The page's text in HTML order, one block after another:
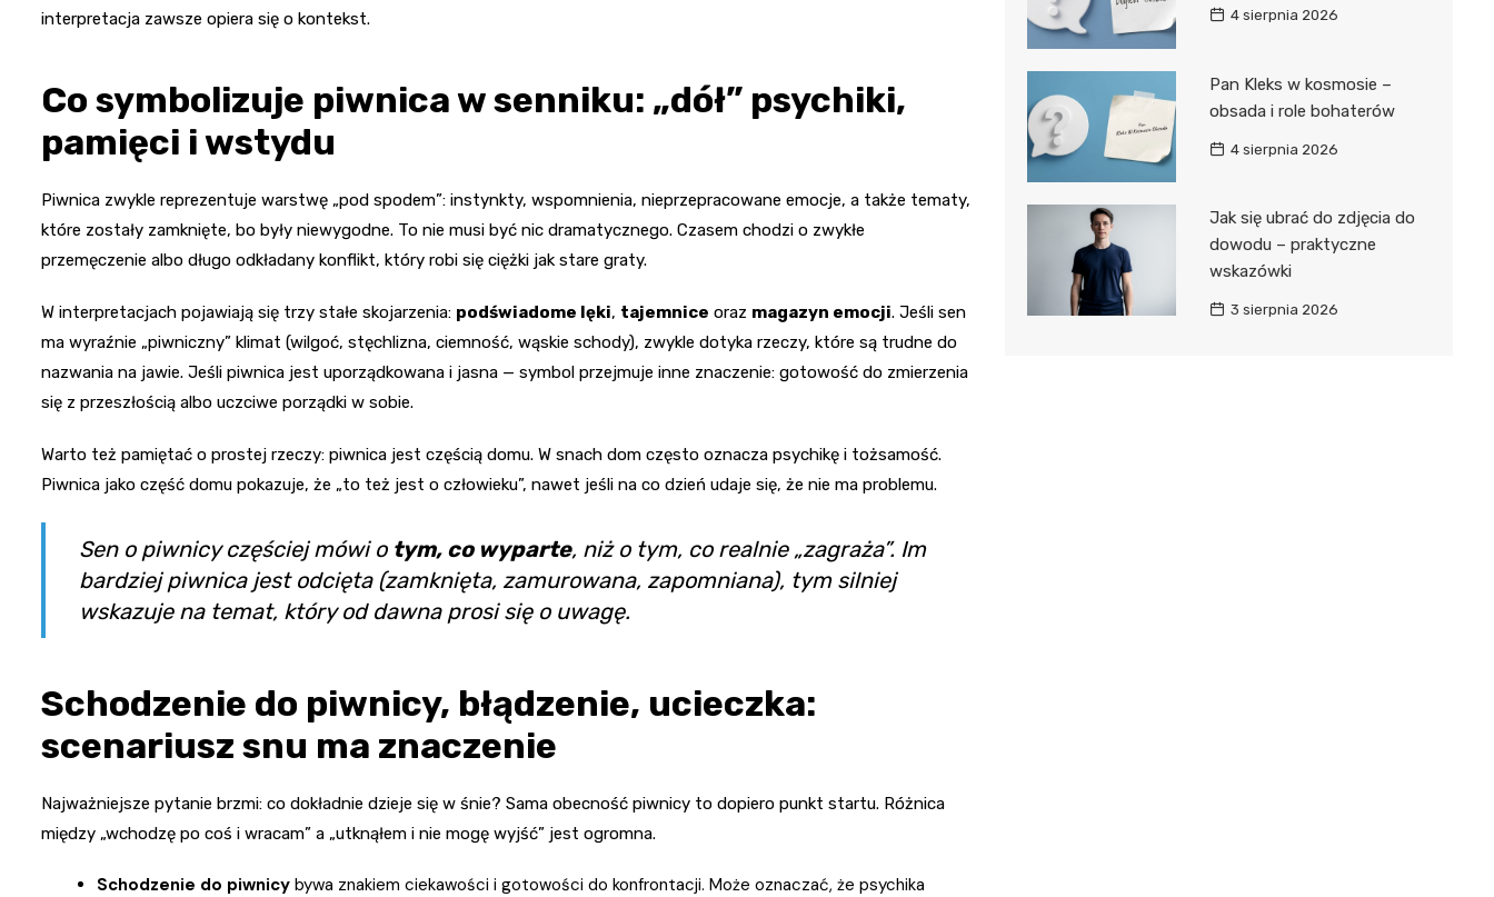
interpretacja zawsze opiera się o kontekst.
Co symbolizuje piwnica w senniku: „dół” psychiki,
pamięci i wstydu
Piwnica zwykle reprezentuje warstwę „pod spodem”: instynkty, wspomnienia, nieprzepracowane emocje, a także tematy,
które zostały zamknięte, bo były niewygodne. To nie musi być nic dramatycznego. Czasem chodzi o zwykłe
przemęczenie albo długo odkładany konflikt, który robi się ciężki jak stare graty.
W interpretacjach pojawiają się trzy stałe skojarzenia: podświadome lęki, tajemnice oraz magazyn emocji. Jeśli sen
ma wyraźnie „piwniczny” klimat (wilgoć, stęchlizna, ciemność, wąskie schody), zwykle dotyka rzeczy, które są trudne do
nazwania na jawie. Jeśli piwnica jest uporządkowana i jasna — symbol przejmuje inne znaczenie: gotowość do zmierzenia
się z przeszłością albo uczciwe porządki w sobie.
Warto też pamiętać o prostej rzeczy: piwnica jest częścią domu. W snach dom często oznacza psychikę i tożsamość.
Piwnica jako część domu pokazuje, że „to też jest o człowieku”, nawet jeśli na co dzień udaje się, że nie ma problemu.
Sen o piwnicy częściej mówi o tym, co wyparte, niż o tym, co realnie „zagraża”. Im
bardziej piwnica jest odcięta (zamknięta, zamurowana, zapomniana), tym silniej
wskazuje na temat, który od dawna prosi się o uwagę.
Schodzenie do piwnicy, błądzenie, ucieczka:
scenariusz snu ma znaczenie
Najważniejsze pytanie brzmi: co dokładnie dzieje się w śnie? Sama obecność piwnicy to dopiero punkt startu. Różnica
między „wchodzę po coś i wracam” a „utknąłem i nie mogę wyjść” jest ogromna.
Schodzenie do piwnicy bywa znakiem ciekawości i gotowości do konfrontacji. Może oznaczać, że psychika
4 sierpnia 2026
Pan Kleks w kosmosie –
obsada i role bohaterów
4 sierpnia 2026
Jak się ubrać do zdjęcia do
dowodu – praktyczne
wskazówki
3 sierpnia 2026